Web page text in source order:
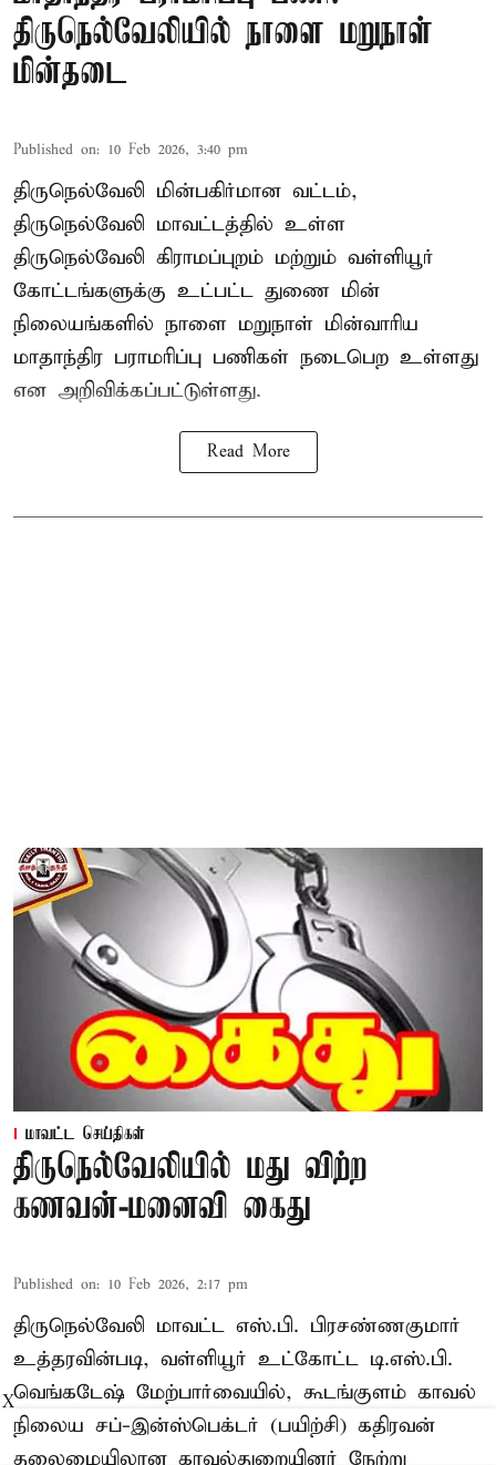
திருநெல்வேலியில் நாளை மறுநாள்
மின்தடை
Published on: 10 Feb 2026, 3:40 pm
திருநெல்வேலி மின்பகிர்மான வட்டம்,
திருநெல்வேலி மாவட்டத்தில் உள்ள
திருநெல்வேலி கிராமப்புறம் மற்றும் வள்ளியூர்
கோட்டங்களுக்கு உட்பட்ட துணை மின்
நிலையங்களில் நாளை மறுநாள் மின்வாரிய
மாதாந்திர பராமரிப்பு பணிகள் நடைபெற உள்ளது
என அறிவிக்கப்பட்டுள்ளது.
Read More
மாவட்ட செய்திகள்
திருநெல்வேலியில் மது விற்ற
கணவன்-மனைவி கைது
Published on: 10 Feb 2026, 2:17 pm
திருநெல்வேலி மாவட்ட எஸ்.பி. பிரசண்ணகுமார்
உத்தரவின்படி, வள்ளியூர் உட்கோட்ட டி.எஸ்.பி.
வெங்கடேஷ் மேற்பார்வையில், கூடங்குளம் காவல்
நிலைய சப்-இன்ஸ்பெக்டர் (பயிற்சி) கதிரவன்
தலைமையிலான காவல்துறையினர் நேற்று
X